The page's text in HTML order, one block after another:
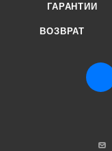
ГАРАНТИИ
ВОЗВРАТ